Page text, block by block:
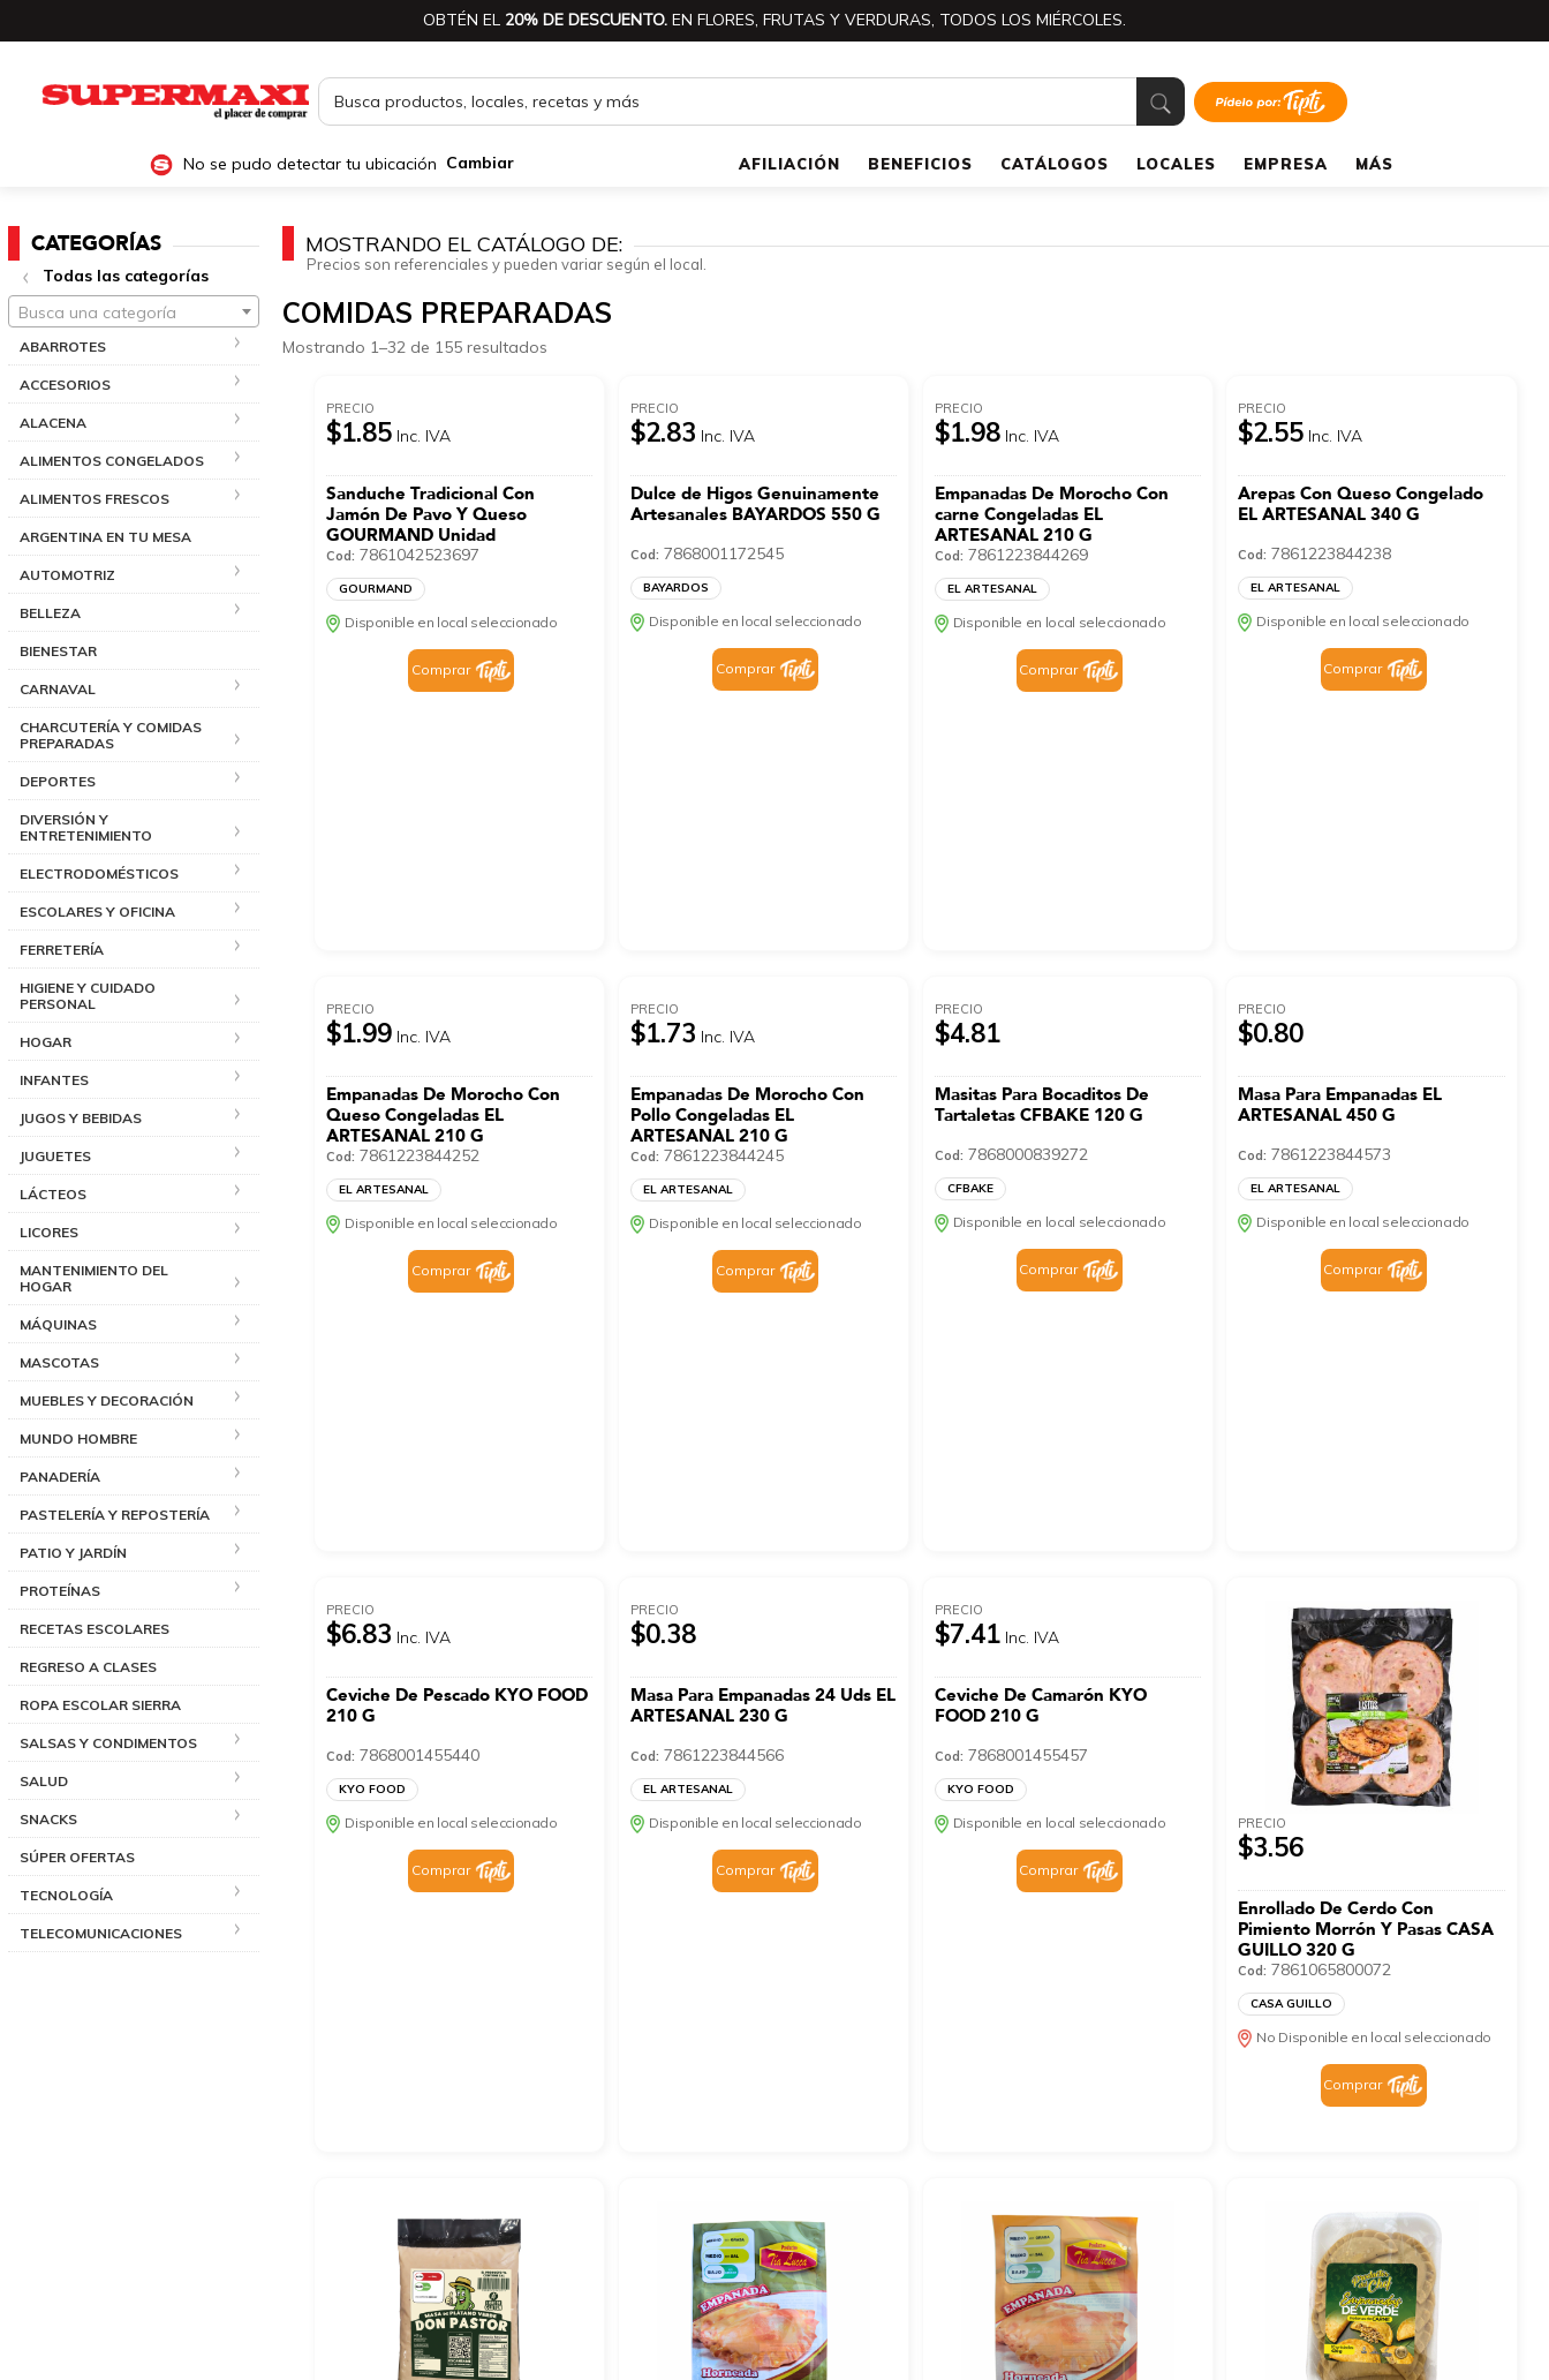
OBTÉN EL 20% DE DESCUENTO. EN FLORES, FRUTAS Y VERDURAS, TODOS LOS MIÉRCOLES.
No se pudo detectar tu ubicación Cambiar AFILIACIÓN BENEFICIOS CATÁLOGOS LOCALES EMPRESA MÁS
CATEGORÍAS
Todas las categorías
Busca una categoría
ABARROTES
ACCESORIOS
ALACENA
ALIMENTOS CONGELADOS
ALIMENTOS FRESCOS
ARGENTINA EN TU MESA
AUTOMOTRIZ
BELLEZA
BIENESTAR
CARNAVAL
CHARCUTERÍA Y COMIDAS
PREPARADAS
DEPORTES
DIVERSIÓN Y
ENTRETENIMIENTO
ELECTRODOMÉSTICOS
ESCOLARES Y OFICINA
FERRETERÍA
HIGIENE Y CUIDADO
PERSONAL
HOGAR
INFANTES
JUGOS Y BEBIDAS
JUGUETES
LÁCTEOS
LICORES
MANTENIMIENTO DEL
HOGAR
MÁQUINAS
MASCOTAS
MUEBLES Y DECORACIÓN
MUNDO HOMBRE
PANADERÍA
PASTELERÍA Y REPOSTERÍA
PATIO Y JARDÍN
PROTEÍNAS
RECETAS ESCOLARES
REGRESO A CLASES
ROPA ESCOLAR SIERRA
SALSAS Y CONDIMENTOS
SALUD
SNACKS
SÚPER OFERTAS
TECNOLOGÍA
TELECOMUNICACIONES
MOSTRANDO EL CATÁLOGO DE:
Precios son referenciales y pueden variar según el local.
COMIDAS PREPARADAS
Mostrando 1–32 de 155 resultados
PRECIO
$1.85 Inc. IVA
Sanduche Tradicional Con
Jamón De Pavo Y Queso
GOURMAND Unidad
Cod: 7861042523697
GOURMAND
Disponible en local seleccionado
Comprar
PRECIO
$2.83 Inc. IVA
Dulce de Higos Genuinamente
Artesanales BAYARDOS 550 G
Cod: 7868001172545
BAYARDOS
Disponible en local seleccionado
Comprar
PRECIO
$1.98 Inc. IVA
Empanadas De Morocho Con
carne Congeladas EL
ARTESANAL 210 G
Cod: 7861223844269
EL ARTESANAL
Disponible en local seleccionado
Comprar
PRECIO
$2.55 Inc. IVA
Arepas Con Queso Congelado
EL ARTESANAL 340 G
Cod: 7861223844238
EL ARTESANAL
Disponible en local seleccionado
Comprar
PRECIO
$1.99 Inc. IVA
Empanadas De Morocho Con
Queso Congeladas EL
ARTESANAL 210 G
Cod: 7861223844252
EL ARTESANAL
Disponible en local seleccionado
Comprar
PRECIO
$1.73 Inc. IVA
Empanadas De Morocho Con
Pollo Congeladas EL
ARTESANAL 210 G
Cod: 7861223844245
EL ARTESANAL
Disponible en local seleccionado
Comprar
PRECIO
$4.81
Masitas Para Bocaditos De
Tartaletas CFBAKE 120 G
Cod: 7868000839272
CFBAKE
Disponible en local seleccionado
Comprar
PRECIO
$0.80
Masa Para Empanadas EL
ARTESANAL 450 G
Cod: 7861223844573
EL ARTESANAL
Disponible en local seleccionado
Comprar
PRECIO
$6.83 Inc. IVA
Ceviche De Pescado KYO FOOD
210 G
Cod: 7868001455440
KYO FOOD
Disponible en local seleccionado
Comprar
PRECIO
$0.38
Masa Para Empanadas 24 Uds EL
ARTESANAL 230 G
Cod: 7861223844566
EL ARTESANAL
Disponible en local seleccionado
Comprar
PRECIO
$7.41 Inc. IVA
Ceviche De Camarón KYO
FOOD 210 G
Cod: 7868001455457
KYO FOOD
Disponible en local seleccionado
Comprar
PRECIO
$3.56
Enrollado De Cerdo Con
Pimiento Morrón Y Pasas CASA
GUILLO 320 G
Cod: 7861065800072
CASA GUILLO
No Disponible en local seleccionado
Comprar